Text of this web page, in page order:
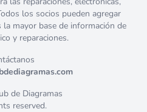
los socios pueden agregar
la mayor base de información de
y reparaciones.
de Diagramas
reserved.